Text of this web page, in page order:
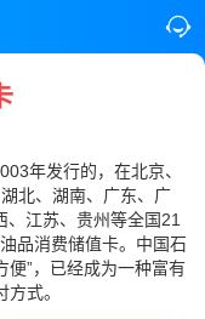
年发行的，在北京、
北、湖南、广东、广
江苏、贵州等全国21
品消费储值卡。中国石
便”，已经成为一种富有
式。